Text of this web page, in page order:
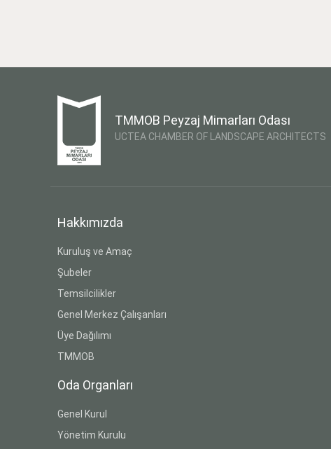
TMMOB Peyzaj Mimarları Odası
UCTEA CHAMBER OF LANDSCAPE ARCHITECTS
Hakkımızda
Kuruluş ve Amaç
Şubeler
Temsilcilikler
Genel Merkez Çalışanları
Üye Dağılımı
TMMOB
Oda Organları
Genel Kurul
Yönetim Kurulu